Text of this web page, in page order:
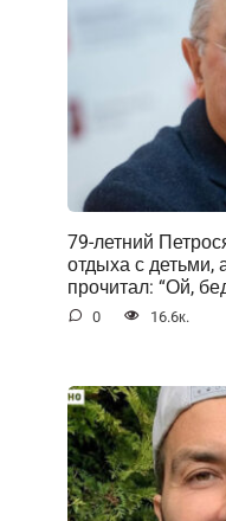
79-летний
отдыха с детьми,
прочитал: “Ой,
0 16.6к.